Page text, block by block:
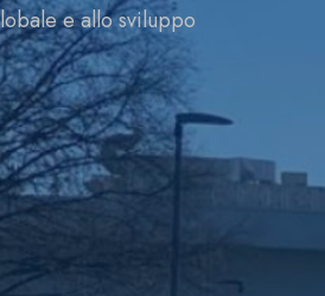
e allo sviluppo